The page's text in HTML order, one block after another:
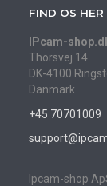
FIND OS HER
IPcam-
Thorsvej 14
DK-4100
Danmark
+45 70701009
Ipcam-shop